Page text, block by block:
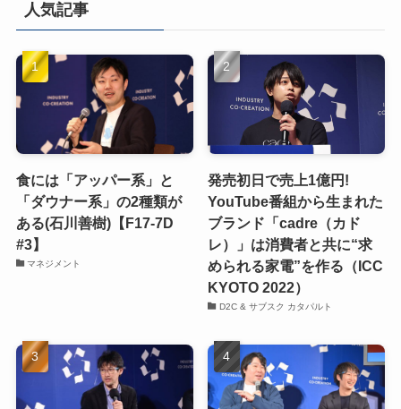
人気記事
食には「アッパー系」と
「ダウナー系」の2種類が
ある(石川善樹)【F17-7D
#3】
マネジメント
発売初日で売上1億円!
YouTube番組から生まれた
ブランド「cadre（カド
レ）」は消費者と共に“求
められる家電”を作る（ICC
KYOTO 2022）
D2C & サブスク カタパルト